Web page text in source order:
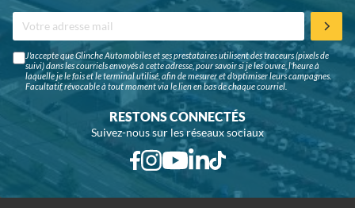
J'accepte que Glinche Automobiles et ses prestataires utilisent des traceurs (pixels de
suivi) dans les courriels envoyés à cette adresse, pour savoir si je les ouvre, l'heure à
laquelle je le fais et le terminal utilisé, afin de mesurer et d'optimiser leurs campagnes.
Facultatif, révocable à tout moment via le lien en bas de chaque courriel.
RESTONS CONNECTÉS
Suivez-nous sur les réseaux sociaux